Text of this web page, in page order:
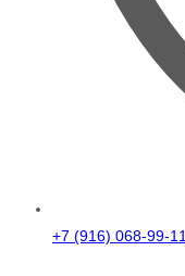
+7 (916) 068-99-11